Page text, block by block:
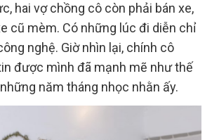
hai vợ chồng cô còn phải bán xe,
cũ mèm. Có những lúc đi diễn chỉ
nghệ. Giờ nhìn lại, chính cô
được mình đã mạnh mẽ như thế
năm tháng nhọc nhằn ấy.